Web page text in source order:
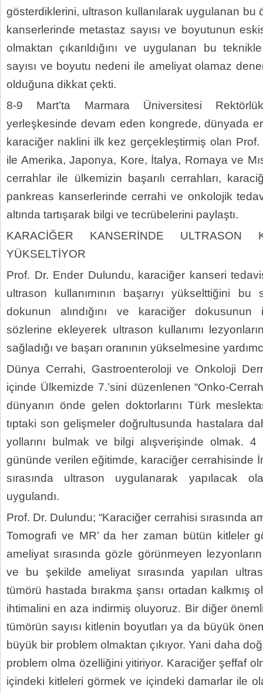
gösterdiklerini, ultrason kullanılarak uygulanan bu
kanserlerinde metastaz sayısı ve boyutunun
olmaktan çıkarıldığını ve uygulanan bu
sayısı ve boyutu nedeni ile ameliyat olamaz
olduğuna dikkat çekti.
8-9 Mart’ta Marmara Üniversitesi
yerleşkesinde devam eden kongrede, dünyada
karaciğer naklini ilk kez gerçekleştirmiş olan
ile Amerika, Japonya, Kore, İtalya, Romaya ve
cerrahlar ile ülkemizin başarılı cerrahları,
pankreas kanserlerinde cerrahi ve onkolojik
altında tartışarak bilgi ve tecrübelerini paylaştı.
KARACİĞER KANSERİNDE ULTRASON
YÜKSELTİYOR
Prof. Dr. Ender Dulundu, karaciğer kanseri
ultrason kullanımının başarıyı yükselttiğini
dokunun alındığını ve karaciğer
sözlerine ekleyerek ultrason kullanımı
sağladığı ve başarı oranının yükselmesine
Dünya Cerrahi, Gastroenteroloji ve Onkoloji
içinde Ülkemizde 7.’sini düzenlenen “Onko-
dünyanın önde gelen doktorlarını Türk
tıptaki son gelişmeler doğrultusunda hastalara
yollarını bulmak ve bilgi alışverişinde olmak.
gününde verilen eğitimde, karaciğer cerrahisinde
sırasında ultrason uygulanarak yapılacak
uygulandı.
Prof. Dr. Dulundu; “Karaciğer cerrahisi sırasında
Tomografi ve MR’ da her zaman bütün kitleler
ameliyat sırasında gözle görünmeyen
ve bu şekilde ameliyat sırasında yapılan
tümörü hastada bırakma şansı ortadan kalkmış
ihtimalini en aza indirmiş oluyoruz. Bir diğer
tümörün sayısı kitlenin boyutları ya da büyük
büyük bir problem olmaktan çıkıyor. Yani daha
problem olma özelliğini yitiriyor. Karaciğer şeffaf
içindeki kitleleri görmek ve içindeki damarlar ile